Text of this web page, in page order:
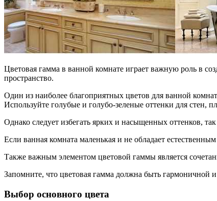
Цветовая гамма в ванной комнате играет важную роль в
пространство.
Один из наиболее благоприятных цветов для ванной
Используйте голубые и голубо-зеленые оттенки для стен,
Однако следует избегать ярких и насыщенных оттенков,
Если ванная комната маленькая и не обладает
Также важным элементом цветовой гаммы является
Запомните, что цветовая гамма должна быть
Выбор основного цвета